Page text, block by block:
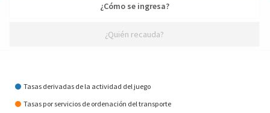
¿Cómo se ingresa?
¿Quién recauda?
¿Cómo se ingresa?
Tasas derivadas de la actividad del juego
Tasas por servicios de ordenación del transporte